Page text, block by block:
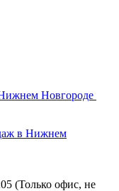
Новгороде
в Нижнем
(Только офис, не